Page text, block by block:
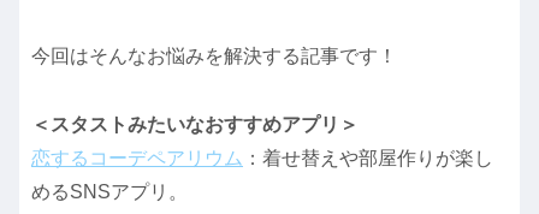
今回はそんなお悩みを解決する記事です！
＜スタストみたいなおすすめアプリ＞
恋するコーデペアリウム ：着せ替えや部屋作りが楽し
めるSNSアプリ。